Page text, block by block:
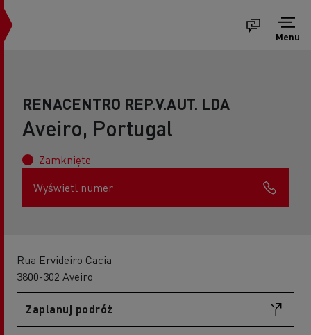
Menu
RENACENTRO REP.V.AUT. LDA
Aveiro, Portugal
Zamknięte
Wyświetl numer
Rua Ervideiro Cacia
3800-302 Aveiro
Zaplanuj podróż